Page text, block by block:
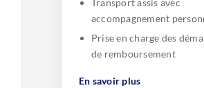
Transport assis avec
accompagnement
Prise en charge des
de remboursement
En savoir plus